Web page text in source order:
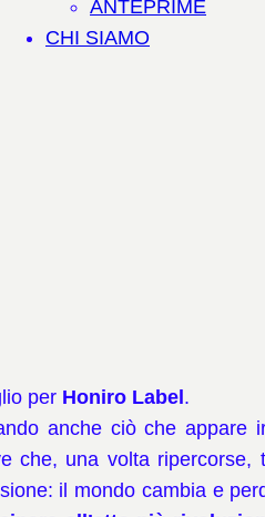
ANTEPRIME
CHI SIAMO
per Honiro Label .
anche ciò che appare
che, una volta ripercorse,
il mondo cambia e